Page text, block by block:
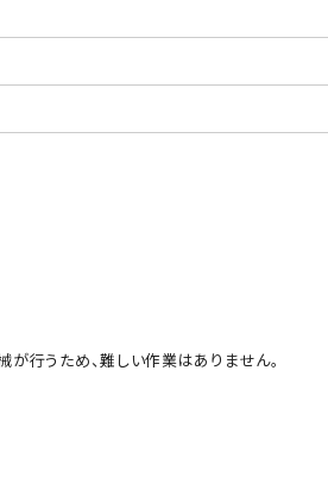
行うため、難しい作業はありません。